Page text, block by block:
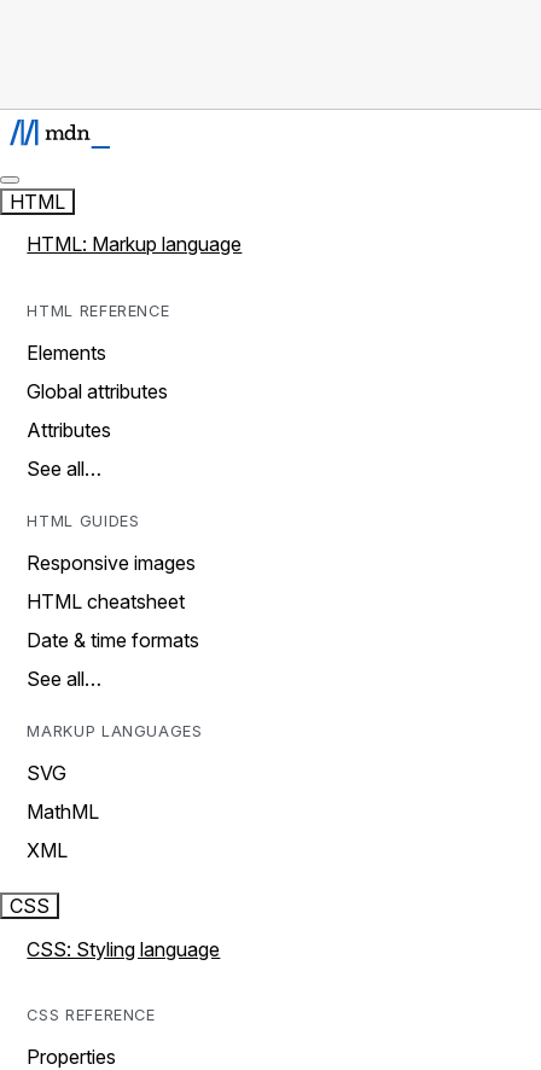
HTML
HTML: Markup language
HTML REFERENCE
Elements
Global attributes
Attributes
See all…
HTML GUIDES
Responsive images
HTML cheatsheet
Date & time formats
See all…
MARKUP LANGUAGES
SVG
MathML
XML
CSS
CSS: Styling language
CSS REFERENCE
Properties